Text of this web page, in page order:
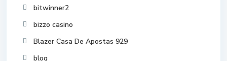
bitwinner2
bizzo casino
Blazer Casa De Apostas 929
blog